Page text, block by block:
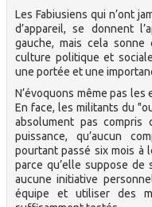
Les Fabiusiens qui n’ont
d’appareil, se donnent
gauche, mais cela
culture politique et
une portée et une
N’évoquons même pas
En face, les militants du
absolument pas compris
puissance, qu’aucun
pourtant passé six mois à
parce qu’elle suppose de
aucune initiative
équipe et utiliser des